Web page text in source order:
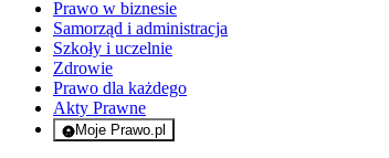
Prawo w biznesie
Samorząd i administracja
Szkoły i uczelnie
Zdrowie
Prawo dla każdego
Akty Prawne
Moje Prawo.pl
- rejestracja i logowanie do serwisu